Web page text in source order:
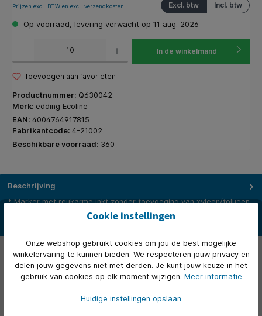
Incl. btw
Excl. btw
Prijzen excl. BTW en excl. verzendkosten
Op voorraad, levering verwacht op 11 aug. 2026
In de winkelmand
Toevoegen aan favorieten
Productnummer: Q630042
Merk: edding Ecoline
EAN: 4004764917815
Fabrikantcode: 4-21002
Beschikbare voorraad: 360
Beschrijving
* Marker met reukarme inkt zonder toevoeging van xyleen/tolueen.
* Permanente en watervaste marker voor schrijven en markere…
Eigenschappen
Video's
Cookie instellingen
Onze webshop gebruikt cookies om jou de best mogelijke
winkelervaring te kunnen bieden. We respecteren jouw privacy en
delen jouw gegevens niet met derden. Je kunt jouw keuze in het
gebruik van cookies op elk moment wijzigen. Meer informatie
Huidige instellingen opslaan